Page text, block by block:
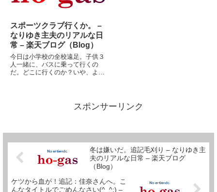
スポーツクラブ行くか。 –
なりゆき主夫のリアルな日
常 – 楽天ブログ（Blog）
今日は小学校の全校遠足。子供３
人一緒に、バスに乗って行くの
だ。どこに行くのか？いや、よく
風はまだまだ強烈だ。バスがひっ
くり返るってこともないと思うスポンサーリンク
冬は嫌いだ。追記毛刈り – なりゆき主
夫のリアルな日常 – 楽天ブログ
（Blog）
ケツから血が！追記：佳奈さんへ。こ
んなタイトルでごめんなさい(^_^;) –